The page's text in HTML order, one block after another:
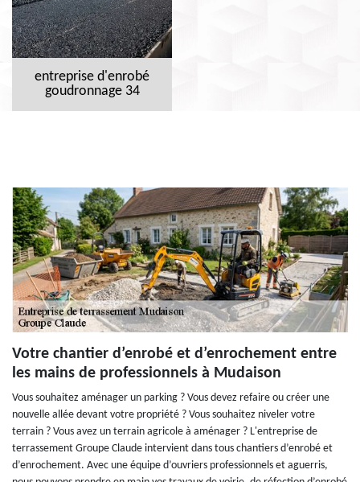
entreprise d'enrobé
goudronnage 34
Votre chantier d’enrobé et d’enrochement entre
les mains de professionnels à Mudaison
Vous souhaitez aménager un parking ? Vous devez refaire ou créer une
nouvelle allée devant votre propriété ? Vous souhaitez niveler votre
terrain ? Vous avez un terrain agricole à aménager ? L'entreprise de
terrassement Groupe Claude intervient dans tous chantiers d’enrobé et
d’enrochement. Avec une équipe d’ouvriers professionnels et aguerris,